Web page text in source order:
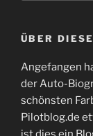
ÜBER
Angefangen
der Auto-
schönsten
Pilotblog.de